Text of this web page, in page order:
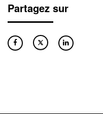
Partagez sur